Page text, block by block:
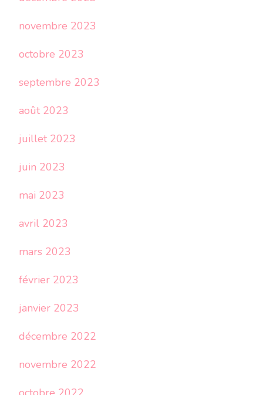
novembre 2023
octobre 2023
septembre 2023
août 2023
juillet 2023
juin 2023
mai 2023
avril 2023
mars 2023
février 2023
janvier 2023
décembre 2022
novembre 2022